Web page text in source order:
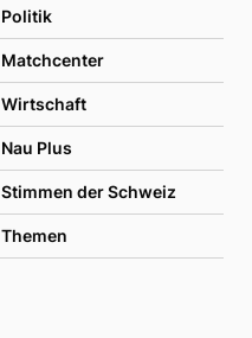
Politik
Matchcenter
Wirtschaft
Nau Plus
Stimmen der Schweiz
Themen